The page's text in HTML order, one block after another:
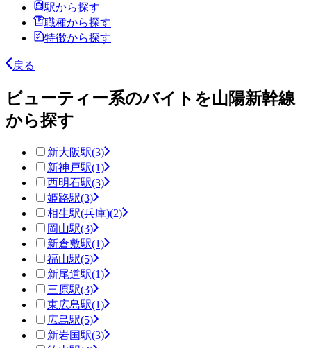
駅から探す
職種から探す
特徴から探す
戻る
ビューティー系のバイトを山陽新幹線
から探す
新大阪駅(3)
新神戸駅(1)
西明石駅(3)
姫路駅(3)
相生駅(兵庫)(2)
岡山駅(3)
新倉敷駅(1)
福山駅(5)
新尾道駅(1)
三原駅(3)
東広島駅(1)
広島駅(5)
新岩国駅(3)